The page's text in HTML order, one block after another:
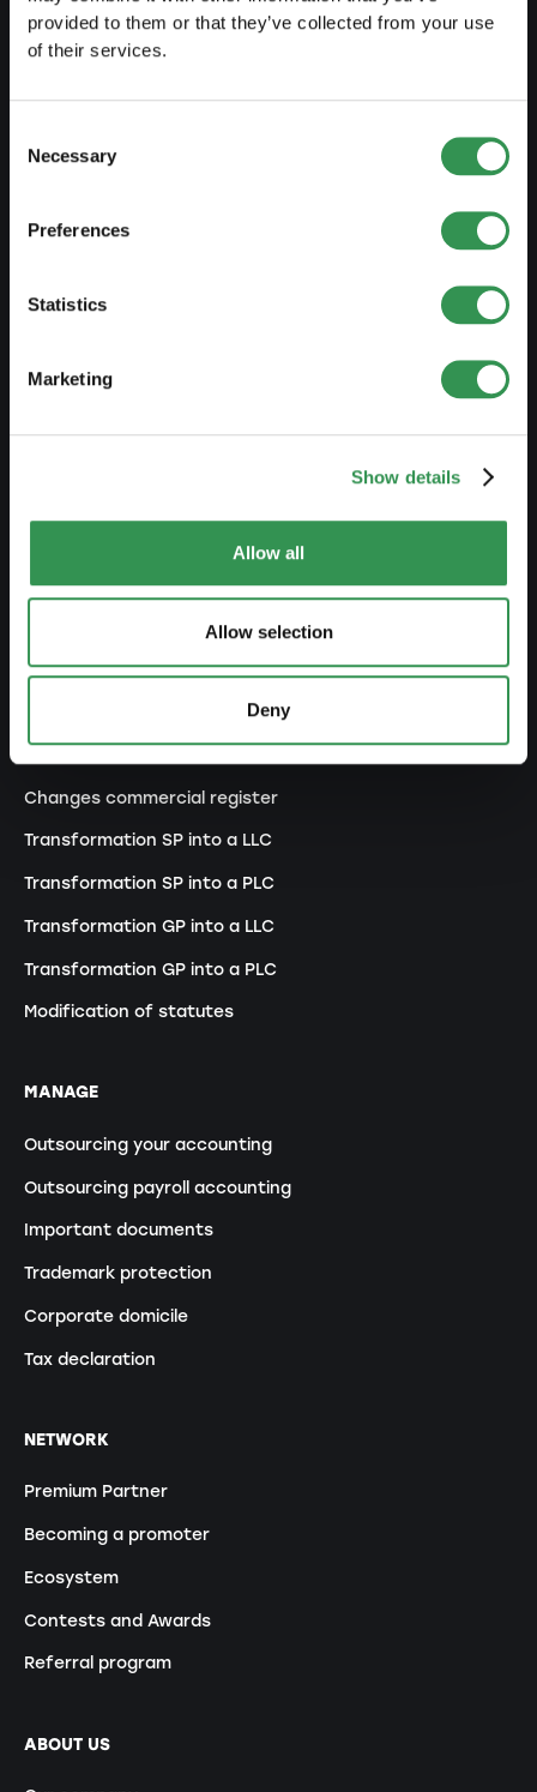
provided to them or that they’ve collected from your use
of their services.
Selection
Necessary
Preferences
Statistics
Marketing
Show details
Allow all
Allow selection
Deny
PREPARE
Guide to self-employment
Create a business plan
Fiscal aspects
Legal forms overview
Blog
Set up a branch office
MODIFY
Changes commercial register
Transformation SP into a LLC
Transformation SP into a PLC
Transformation GP into a LLC
Transformation GP into a PLC
Modification of statutes
MANAGE
Outsourcing your accounting
Outsourcing payroll accounting
Important documents
Trademark protection
Corporate domicile
Tax declaration
NETWORK
Premium Partner
Becoming a promoter
Ecosystem
Contests and Awards
Referral program
ABOUT US